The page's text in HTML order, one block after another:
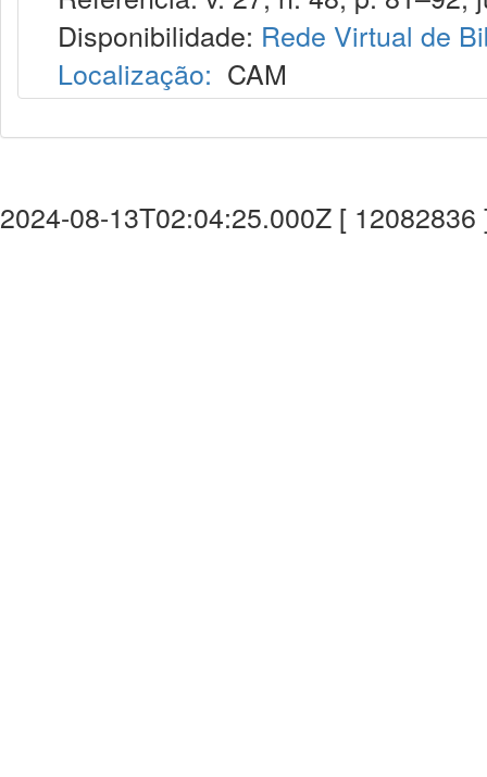
Disponibilidade: Rede Virtual de
Localização: CAM
2024-08-13T02:04:25.000Z [ 12082836